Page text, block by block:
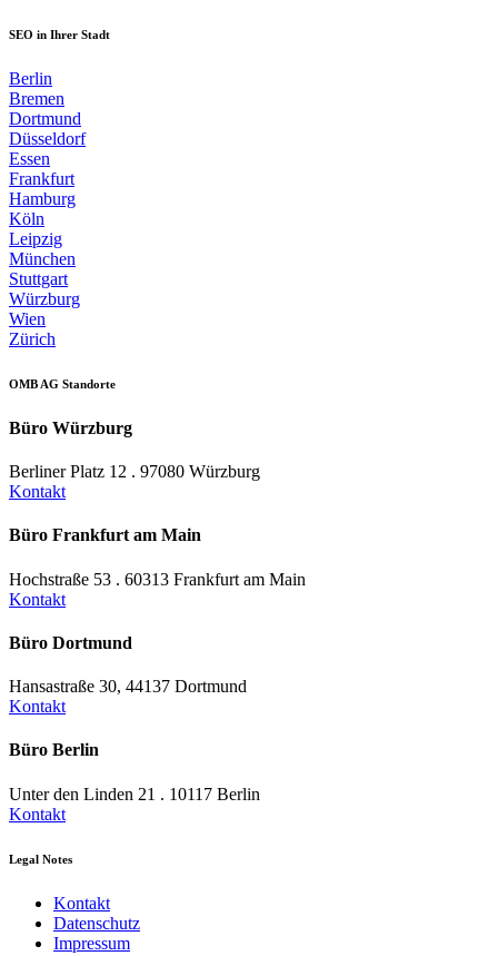
SEO in Ihrer Stadt
Berlin
Bremen
Dortmund
Düsseldorf
Essen
Frankfurt
Hamburg
Köln
Leipzig
München
Stuttgart
Würzburg
Wien
Zürich
OMB AG Standorte
Büro Würzburg
Berliner Platz 12 . 97080 Würzburg
Kontakt
Büro Frankfurt am Main
Hochstraße 53 . 60313 Frankfurt am Main
Kontakt
Büro Dortmund
Hansastraße 30, 44137 Dortmund
Kontakt
Büro Berlin
Unter den Linden 21 . 10117 Berlin
Kontakt
Legal Notes
Kontakt
Datenschutz
Impressum